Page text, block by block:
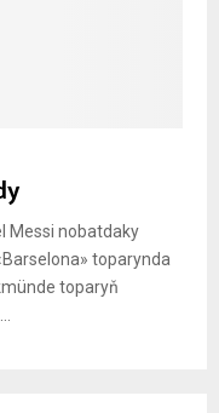
Messi nobatdaky
toparynda
toparyň